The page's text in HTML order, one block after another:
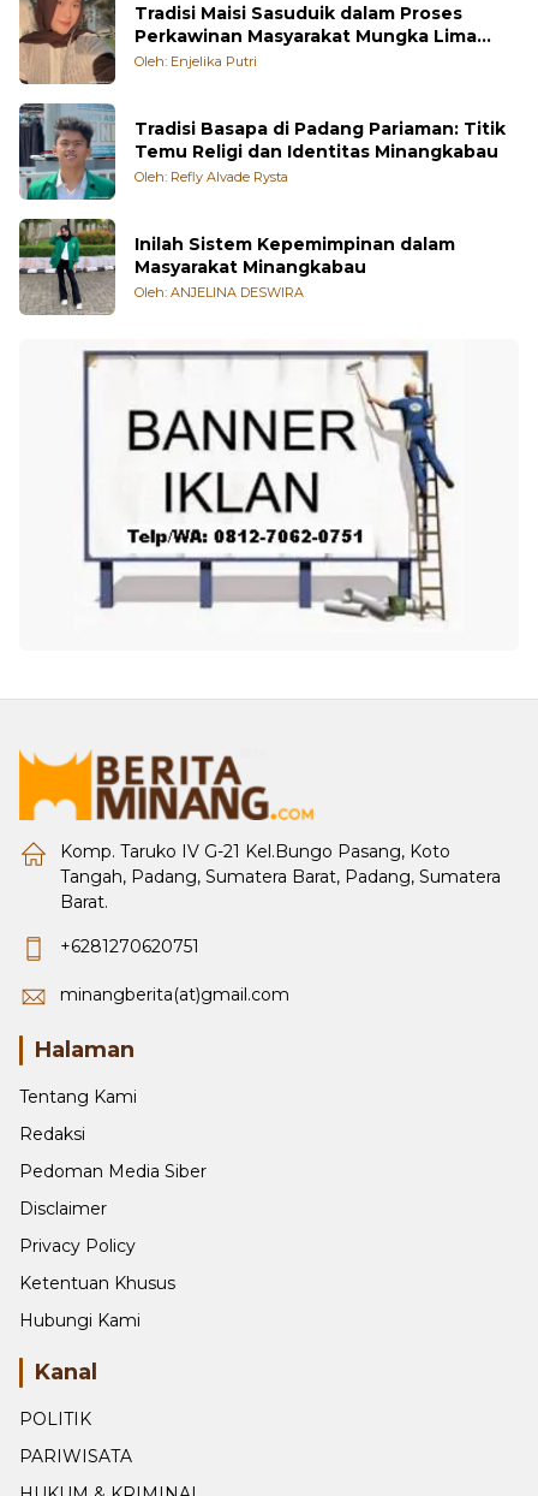
Tradisi Maisi Sasuduik dalam Proses
Perkawinan Masyarakat Mungka Lima
Puluh Kota
Oleh: Enjelika Putri
Tradisi Basapa di Padang Pariaman: Titik
Temu Religi dan Identitas Minangkabau
Oleh: Refly Alvade Rysta
Inilah Sistem Kepemimpinan dalam
Masyarakat Minangkabau
Oleh: ANJELINA DESWIRA
Komp. Taruko IV G-21 Kel.Bungo Pasang, Koto
Tangah, Padang, Sumatera Barat, Padang, Sumatera
Barat.
+6281270620751
minangberita(at)gmail.com
Halaman
Tentang Kami
Redaksi
Pedoman Media Siber
Disclaimer
Privacy Policy
Ketentuan Khusus
Hubungi Kami
Kanal
POLITIK
PARIWISATA